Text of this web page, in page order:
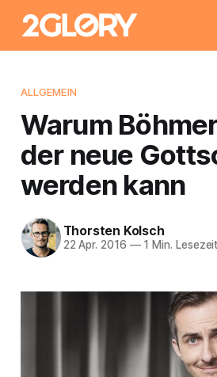
ALLGEMEIN
Warum
der neue
werden kann
Thorsten Kolsch
22 Apr. 2016 —1 Min. Lesezeit